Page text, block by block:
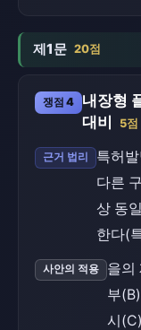
제1문 20점
쟁점 4
내장형
대비
5점
근거 법리
특허
다른
상 동
한다(
사안의 적용
을의
부
시